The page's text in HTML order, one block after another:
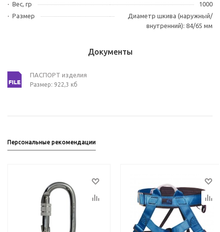
Вес, гр
1000
Размер
Диаметр шкива (наружный/
внутренний): 84/65 мм
Документы
ПАСПОРТ изделия
Размер: 922,3 кб
Персональные рекомендации